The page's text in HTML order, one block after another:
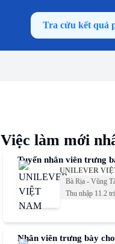
Tra cứu kết quả
Việc làm mới
Tuyển nhân viên trưng
NAM – Thu nhập cạnh
UNILEVER
Bà Rịa - Vũng
Thu nhập 11.2
Nhân viên trưng bày